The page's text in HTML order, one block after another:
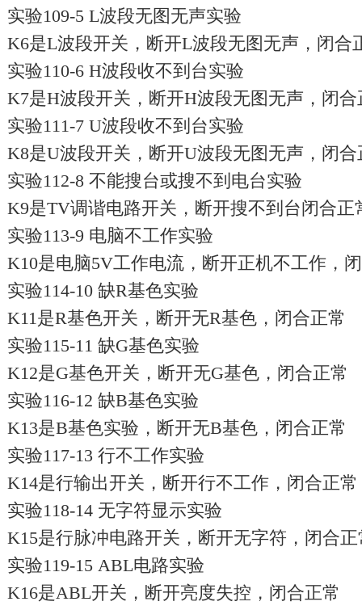
实验109-5 L波段无图无声实验
K6是L波段开关，断开L波段无图无声，闭合
实验110-6 H波段收不到台实验
K7是H波段开关，断开H波段无图无声，闭合
实验111-7 U波段收不到台实验
K8是U波段开关，断开U波段无图无声，闭合
实验112-8 不能搜台或搜不到电台实验
K9是TV调谐电路开关，断开搜不到台闭合正
实验113-9 电脑不工作实验
K10是电脑5V工作电流，断开正机不工作，
实验114-10 缺R基色实验
K11是R基色开关，断开无R基色，闭合正常
实验115-11 缺G基色实验
K12是G基色开关，断开无G基色，闭合正常
实验116-12 缺B基色实验
K13是B基色实验，断开无B基色，闭合正常
实验117-13 行不工作实验
K14是行输出开关，断开行不工作，闭合正常
实验118-14 无字符显示实验
K15是行脉冲电路开关，断开无字符，闭合正
实验119-15 ABL电路实验
K16是ABL开关，断开亮度失控，闭合正常